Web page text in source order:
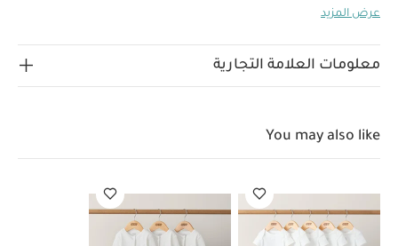
عصرية ومفعمة بالحيوية على مجموعة الألعاب اللينة التقليدية.
بحجم صغير مثالي ليدي طفلك الصغيرتين ويمكن وضعها في
يجعلها مثالية ليحتضنها طفلك في وقت النوم. وتأتي اللعبة
للألعاب والهدايا وديكورات غرف الأطفال.
خصائص المنتج
تصميم من فرو صناعي فاخر مثالي للاحتضان
لعبة لينة بحجم
صغيرة
تصميم شخصية الفيل آرتشي المرح الحصري لدى
عرض المزيد
معلومات العلامة التجارية
You may also like